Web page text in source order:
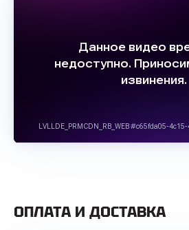
ОПЛАТА И ДОСТАВКА